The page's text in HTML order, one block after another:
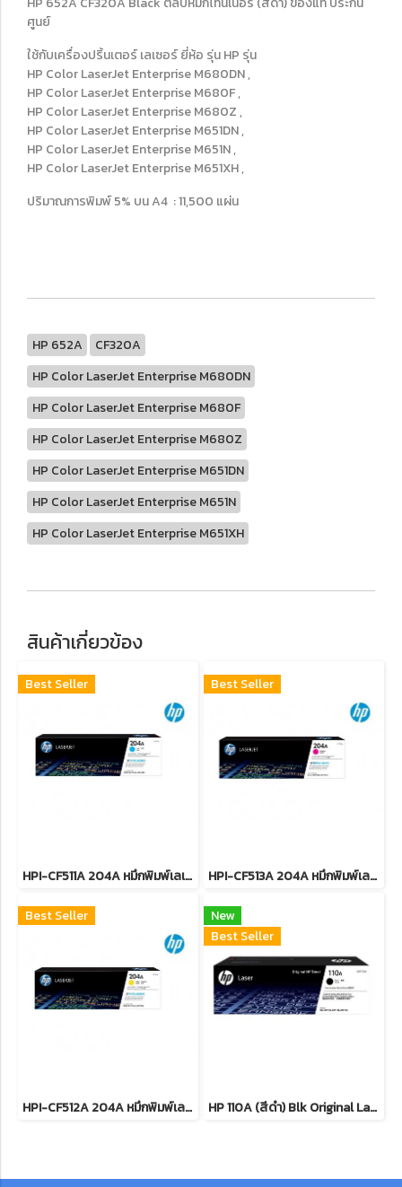
ศูนย์
ใช้กับเครื่องปริ้นเตอร์ เลเซอร์ ยี่ห้อ รุ่น HP รุ่น
HP Color LaserJet Enterprise M680DN ,
HP Color LaserJet Enterprise M680F ,
HP Color LaserJet Enterprise M680Z ,
HP Color LaserJet Enterprise M651DN ,
HP Color LaserJet Enterprise M651N ,
HP Color LaserJet Enterprise M651XH ,
ปริมาณการพิมพ์ 5% บน A4 : 11,500 แผ่น
HP 652A
CF320A
HP Color LaserJet Enterprise M680DN
HP Color LaserJet Enterprise M680F
HP Color LaserJet Enterprise M680Z
HP Color LaserJet Enterprise M651DN
HP Color LaserJet Enterprise M651N
HP Color LaserJet Enterprise M651XH
สินค้าเกี่ยวข้อง
Best Seller
HPI-CF511A 204A หมึกพิมพ์เลเซอร์โทนเนอร์สีฟ้า รับประกันศูนย์บริการของแท้แน่นอน
Best Seller
HPI-CF513A 204A หมึกพิมพ์เลเซอร์โทนเนอร์สีแดง รับประกันศูนย์บริการของแท้แน่นอน
Best Seller
HPI-CF512A 204A หมึกพิมพ์เลเซอร์โทนเนอร์สีเหลือง รับประกันศูนย์บริการของแท้แน่นอน
New
Best Seller
HP 110A (สีดำ) Blk Original Laser Toner Crtg หมึกพิมพ์เลเซอร์เอชพี รับประกันศูนย์บริการของแท้แน่นอน